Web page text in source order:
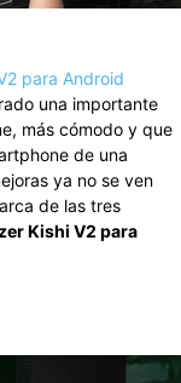
para Android
una importante
más cómodo y que
de una
ya no se ven
de las tres
Kishi V2 para